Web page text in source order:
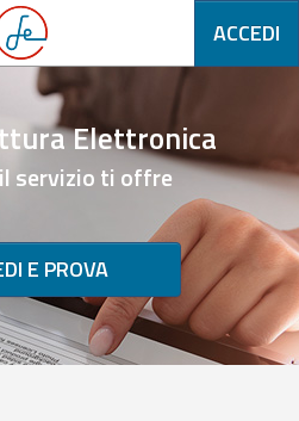
ACCEDI
Elettronica
servizio ti offre
E PROVA